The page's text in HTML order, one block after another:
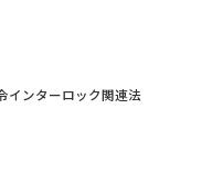
インターロック関連法